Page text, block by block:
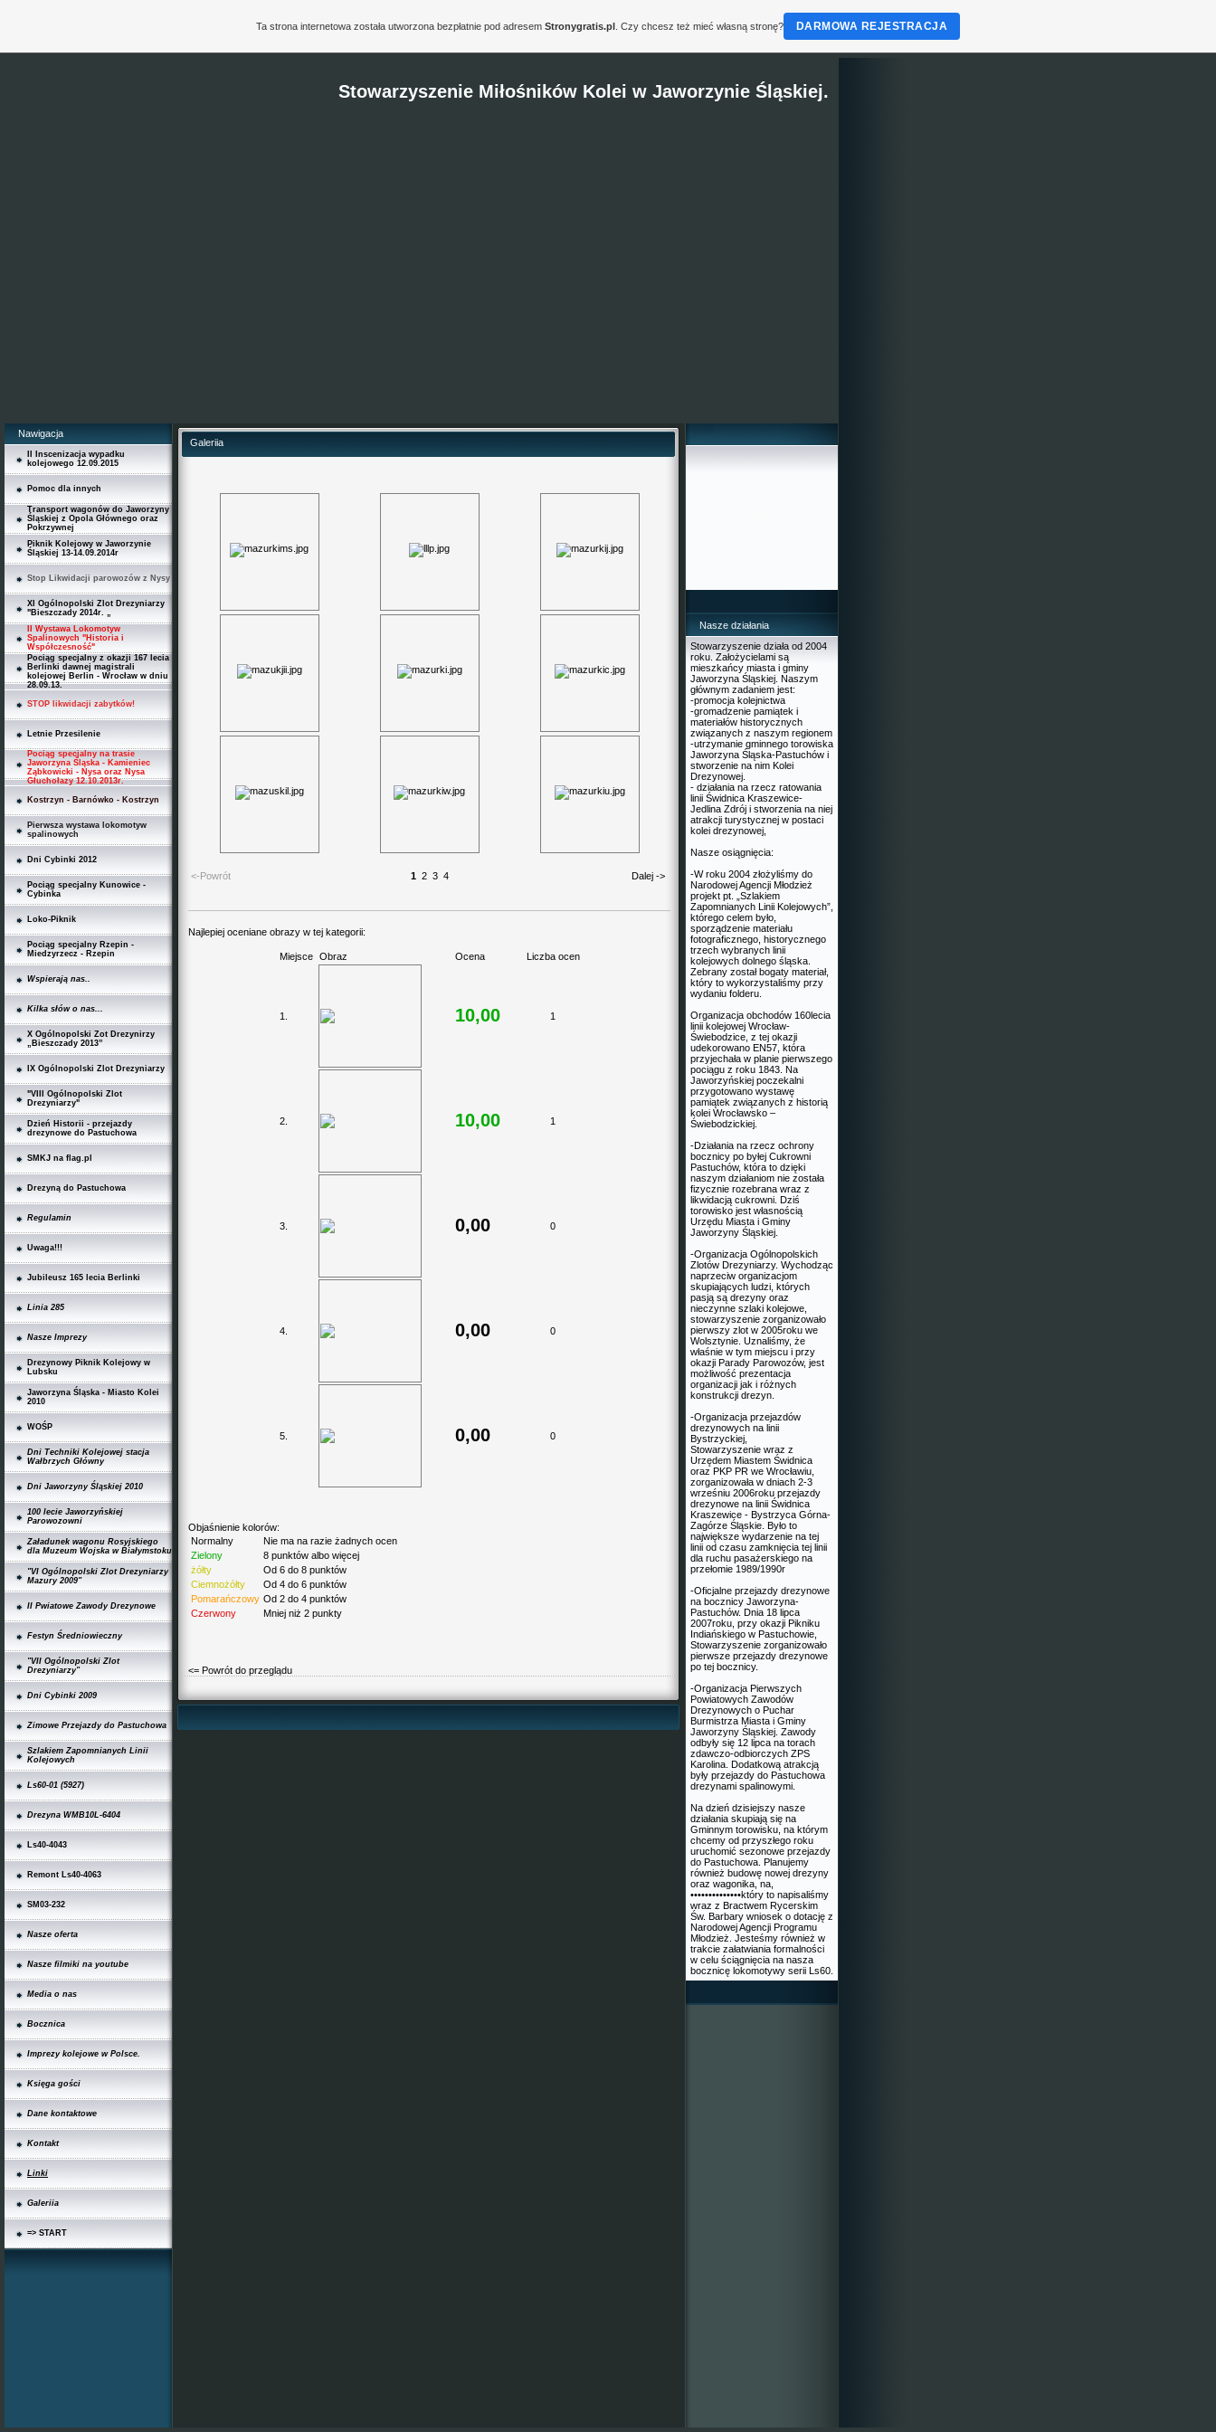
Stowarzyszenie Miłośników Kolei w Jaworzynie Śląskiej.
Nawigacja
II Inscenizacja wypadku
kolejowego 12.09.2015
Pomoc dla innych
Transport wagonów do Jaworzyny
Śląskiej z Opola Głównego oraz
Pokrzywnej
Piknik Kolejowy w Jaworzynie
Śląskiej 13-14.09.2014r
Stop Likwidacji parowozów z Nysy
XI Ogólnopolski Zlot Drezyniarzy
"Bieszczady 2014r. „
II Wystawa Lokomotyw
Spalinowych "Historia i
Współczesność"
Pociąg specjalny z okazji 167 lecia
Berlinki dawnej magistrali
kolejowej Berlin - Wrocław w dniu
28.09.13.
STOP likwidacji zabytków!
Letnie Przesilenie
Pociąg specjalny na trasie
Jaworzyna Śląska - Kamieniec
Ząbkowicki - Nysa oraz Nysa
Głuchołazy 12.10.2013r.
Kostrzyn - Barnówko - Kostrzyn
Pierwsza wystawa lokomotyw
spalinowych
Dni Cybinki 2012
Pociąg specjalny Kunowice -
Cybinka
Loko-Piknik
Pociąg specjalny Rzepin -
Miedzyrzecz - Rzepin
Wspierają nas..
Kilka słów o nas...
X Ogólnopolski Zot Drezynirzy
„Bieszczady 2013”
IX Ogólnopolski Zlot Drezyniarzy
"VIII Ogólnopolski Zlot
Drezyniarzy"
Dzień Historii - przejazdy
drezynowe do Pastuchowa
SMKJ na flag.pl
Drezyną do Pastuchowa
Regulamin
Uwaga!!!
Jubileusz 165 lecia Berlinki
Linia 285
Nasze Imprezy
Drezynowy Piknik Kolejowy w
Lubsku
Jaworzyna Śląska - Miasto Kolei
2010
WOŚP
Dni Techniki Kolejowej stacja
Wałbrzych Główny
Dni Jaworzyny Śląskiej 2010
100 lecie Jaworzyńskiej
Parowozowni
Załadunek wagonu Rosyjskiego
dla Muzeum Wojska w Białymstoku
"VI Ogólnopolski Zlot Drezyniarzy
Mazury 2009"
II Pwiatowe Zawody Drezynowe
Festyn Średniowieczny
"VII Ogólnopolski Zlot
Drezyniarzy"
Dni Cybinki 2009
Zimowe Przejazdy do Pastuchowa
Szlakiem Zapomnianych Linii
Kolejowych
Ls60-01 (5927)
Drezyna WMB10L-6404
Ls40-4043
Remont Ls40-4063
SM03-232
Nasze oferta
Nasze filmiki na youtube
Media o nas
Bocznica
Imprezy kolejowe w Polsce.
Księga gości
Dane kontaktowe
Kontakt
Linki
Galeriia
=> START
Galeriia
<-Powrót 1 2 3 4 Dalej ->
Najlepiej oceniane obrazy w tej kategorii:
Miejsce Obraz Ocena Liczba ocen
1. 10,00 1
2. 10,00 1
3. 0,00 0
4. 0,00 0
5. 0,00 0
Objaśnienie kolorów:
Normalny
Nie ma na razie żadnych ocen
Zielony
8 punktów albo więcej
żółty
Od 6 do 8 punktów
Ciemnożółty
Od 4 do 6 punktów
Pomarańczowy Od 2 do 4 punktów
Czerwony
Mniej niż 2 punkty
<= Powrót do przeglądu
Nasze działania
Stowarzyszenie działa od 2004
roku. Założycielami są
mieszkańcy miasta i gminy
Jaworzyna Śląskiej. Naszym
głównym zadaniem jest:
-promocja kolejnictwa
-gromadzenie pamiątek i
materiałów historycznych
związanych z naszym regionem
-utrzymanie gminnego torowiska
Jaworzyna Śląska-Pastuchów i
stworzenie na nim Kolei
Drezynowej.
- działania na rzecz ratowania
linii Świdnica Kraszewice-
Jedlina Zdrój i stworzenia na niej
atrakcji turystycznej w postaci
kolei drezynowej,
Nasze osiągnięcia:
-W roku 2004 złożyliśmy do
Narodowej Agencji Młodzież
projekt pt. „Szlakiem
Zapomnianych Linii Kolejowych”,
którego celem było,
sporządzenie materiału
fotograficznego, historycznego
trzech wybranych linii
kolejowych dolnego śląska.
Zebrany został bogaty materiał,
który to wykorzystaliśmy przy
wydaniu folderu.
Organizacja obchodów 160lecia
linii kolejowej Wrocław-
Świebodzice, z tej okazji
udekorowano EN57, która
przyjechała w planie pierwszego
pociągu z roku 1843. Na
Jaworzyńskiej poczekalni
przygotowano wystawę
pamiątek związanych z historią
kolei Wrocławsko –
Świebodzickiej.
-Działania na rzecz ochrony
bocznicy po byłej Cukrowni
Pastuchów, która to dzięki
naszym działaniom nie została
fizycznie rozebrana wraz z
likwidacją cukrowni. Dziś
torowisko jest własnością
Urzędu Miasta i Gminy
Jaworzyny Śląskiej.
-Organizacja Ogólnopolskich
Zlotów Drezyniarzy. Wychodząc
naprzeciw organizacjom
skupiających ludzi, których
pasją są drezyny oraz
nieczynne szlaki kolejowe,
stowarzyszenie zorganizowało
pierwszy zlot w 2005roku we
Wolsztynie. Uznaliśmy, że
właśnie w tym miejscu i przy
okazji Parady Parowozów, jest
możliwość prezentacja
organizacji jak i różnych
konstrukcji drezyn.
-Organizacja przejazdów
drezynowych na linii
Bystrzyckiej,
Stowarzyszenie wraz z
Urzędem Miastem Świdnica
oraz PKP PR we Wrocławiu,
zorganizowała w dniach 2-3
wrześniu 2006roku przejazdy
drezynowe na linii Świdnica
Kraszewice - Bystrzyca Górna-
Zagórze Śląskie. Było to
największe wydarzenie na tej
linii od czasu zamknięcia tej linii
dla ruchu pasażerskiego na
przełomie 1989/1990r
-Oficjalne przejazdy drezynowe
na bocznicy Jaworzyna-
Pastuchów. Dnia 18 lipca
2007roku, przy okazji Pikniku
Indiańskiego w Pastuchowie,
Stowarzyszenie zorganizowało
pierwsze przejazdy drezynowe
po tej bocznicy.
-Organizacja Pierwszych
Powiatowych Zawodów
Drezynowych o Puchar
Burmistrza Miasta i Gminy
Jaworzyny Śląskiej. Zawody
odbyły się 12 lipca na torach
zdawczo-odbiorczych ZPS
Karolina. Dodatkową atrakcją
były przejazdy do Pastuchowa
drezynami spalinowymi.
Na dzień dzisiejszy nasze
działania skupiają się na
Gminnym torowisku, na którym
chcemy od przyszłego roku
uruchomić sezonowe przejazdy
do Pastuchowa. Planujemy
również budowę nowej drezyny
oraz wagonika, na,
••••••••••••••który to napisaliśmy
wraz z Bractwem Rycerskim
Św. Barbary wniosek o dotację z
Narodowej Agencji Programu
Młodzież. Jesteśmy również w
trakcie załatwiania formalności
w celu ściągnięcia na nasza
bocznicę lokomotywy serii Ls60.
Ta strona internetowa została utworzona bezpłatnie pod adresem Stronygratis.pl. Czy chcesz też mieć własną stronę? DARMOWA REJESTRACJA